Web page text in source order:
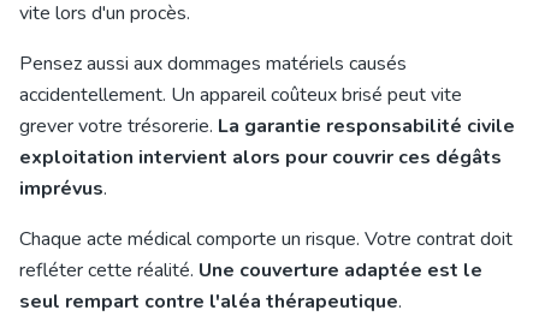
vite lors d'un procès.
Pensez aussi aux dommages matériels causés
accidentellement. Un appareil coûteux brisé peut vite
grever votre trésorerie. La garantie responsabilité civile
exploitation intervient alors pour couvrir ces dégâts
imprévus.
Chaque acte médical comporte un risque. Votre contrat doit
refléter cette réalité. Une couverture adaptée est le
seul rempart contre l'aléa thérapeutique.